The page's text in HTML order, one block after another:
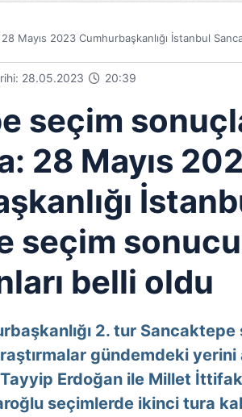
Mayıs 2023 Cumhurbaşkanlığı İstanbul
28.05.2023 20:39
seçim
28 Mayıs
seçim
belli oldu
2. tur Sancaktepe
gündemdeki yerini
Erdoğan ile Millet
seçimlerde ikinci tura